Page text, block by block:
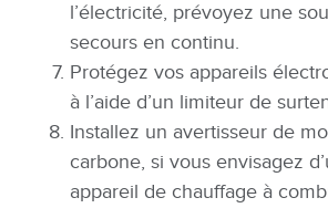
l’électricité, prévoyez une
secours en continu.
Protégez vos appareils
à l’aide d’un limiteur de
Installez un avertisseur de
carbone, si vous envisagez
appareil de chauffage à